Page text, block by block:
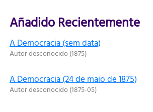
Añadido Recientemente
A Democracia (sem data)
Autor desconocido(1875)
A Democracia (24 de maio de 1875)
Autor desconocido(1875-05)